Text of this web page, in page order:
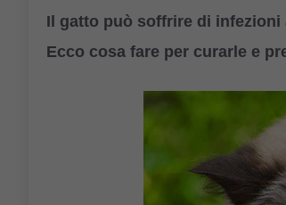
Il gatto può soffrire di infezioni
Ecco cosa fare per curarle e